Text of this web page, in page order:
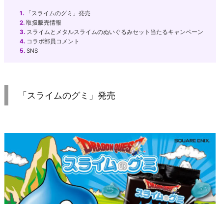
1. 「スライムのグミ」発売
2. 取扱販売情報
3. スライムとメタルスライムのぬいぐるみセット当たるキャンペーン
4. コラボ部員コメント
5. SNS
「スライムのグミ」発売